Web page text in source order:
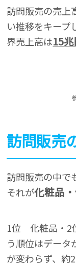
訪問販売の売上
い推移をキープ
界売上高は15
訪問販売
訪問販売の中で
それが化粧品
1位 化粧品・2
う順位はデータ
が変わらず、約